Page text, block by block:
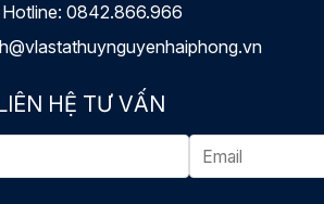
Hotline: 0842.866.966
LIÊN HỆ TƯ VẤN